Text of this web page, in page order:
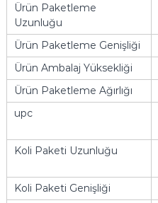
Ürün Paketleme
Uzunluğu
Ürün Paketleme Genişliği
Ürün Ambalaj Yüksekliği
Ürün Paketleme Ağırlığı
upc
Koli Paketi Uzunluğu
Koli Paketi Genişliği